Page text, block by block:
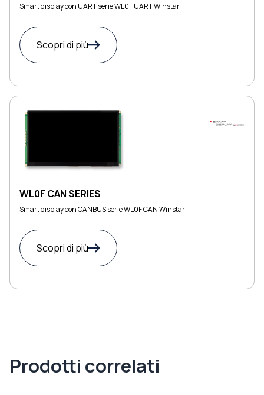
Smart display con UART serie WL0F UART Winstar
Scopri di più
WL0F CAN SERIES
Smart display con CANBUS serie WL0F CAN Winstar
Scopri di più
Prodotti correlati